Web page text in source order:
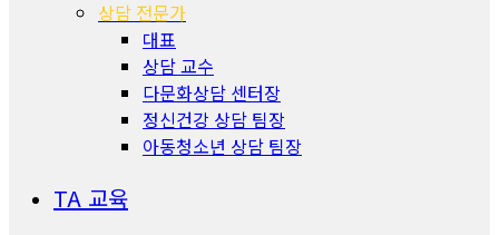
상담 전문가
대표
상담 교수
다문화상담 센터장
정신건강 상담 팀장
아동청소년 상담 팀장
TA 교육